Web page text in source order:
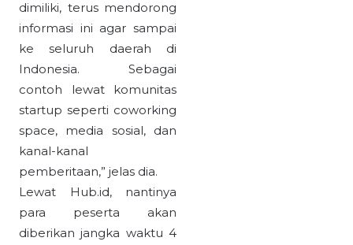
dimiliki, terus mendorong
informasi ini agar sampai
ke seluruh daerah di
Indonesia. Sebagai
contoh lewat komunitas
startup seperti coworking
space, media sosial, dan
kanal-kanal
pemberitaan,” jelas dia.
Lewat Hub.id, nantinya
para peserta akan
diberikan jangka waktu 4